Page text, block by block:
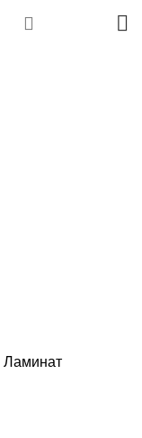
Ламинат